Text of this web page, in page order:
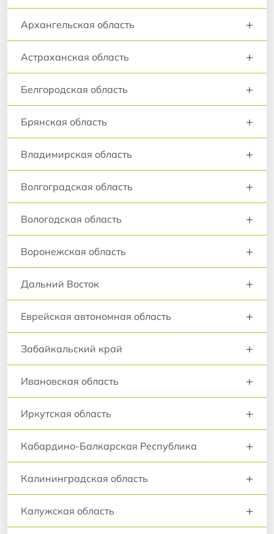
Архангельская область +
Астраханская область +
Белгородская область +
Брянская область +
Владимирская область +
Волгоградская область +
Вологодская область +
Воронежская область +
Дальний Восток +
Еврейская автономная область +
Забайкальский край +
Ивановская область +
Иркутская область +
Кабардино-Балкарская Республика +
Калининградская область +
Калужская область +